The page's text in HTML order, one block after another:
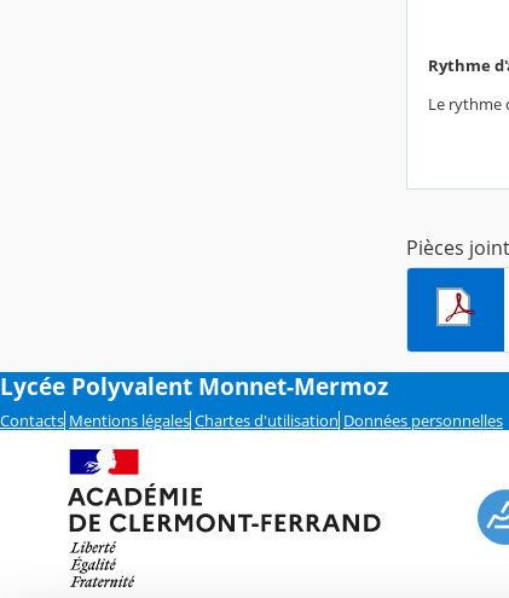
Rythme
Le rythme
Pièces
Lycée Polyvalent Monnet-Mermoz
Contacts Mentions légales Chartes d'utilisation Données personnelles